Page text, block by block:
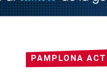
PAMPLONA